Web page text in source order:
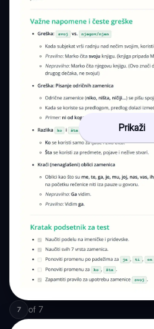
Prikaži
7 of 7